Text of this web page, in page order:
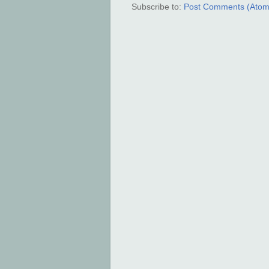
Subscribe to: Post Comments